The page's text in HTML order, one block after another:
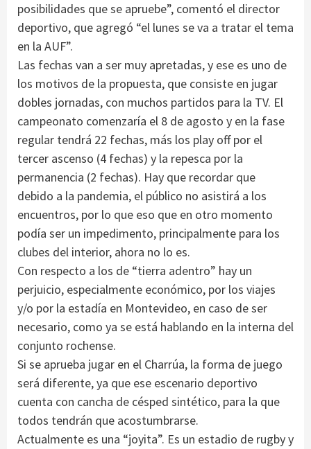
posibilidades que se apruebe”, comentó el director
deportivo, que agregó “el lunes se va a tratar el tema
en la AUF”.
Las fechas van a ser muy apretadas, y ese es uno de
los motivos de la propuesta, que consiste en jugar
dobles jornadas, con muchos partidos para la TV. El
campeonato comenzaría el 8 de agosto y en la fase
regular tendrá 22 fechas, más los play off por el
tercer ascenso (4 fechas) y la repesca por la
permanencia (2 fechas). Hay que recordar que
debido a la pandemia, el público no asistirá a los
encuentros, por lo que eso que en otro momento
podía ser un impedimento, principalmente para los
clubes del interior, ahora no lo es.
Con respecto a los de “tierra adentro” hay un
perjuicio, especialmente económico, por los viajes
y/o por la estadía en Montevideo, en caso de ser
necesario, como ya se está hablando en la interna del
conjunto rochense.
Si se aprueba jugar en el Charrúa, la forma de juego
será diferente, ya que ese escenario deportivo
cuenta con cancha de césped sintético, para la que
todos tendrán que acostumbrarse.
Actualmente es una “joyita”. Es un estadio de rugby y